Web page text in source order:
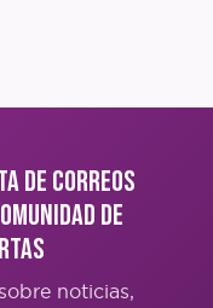
de correos
de
noticias,